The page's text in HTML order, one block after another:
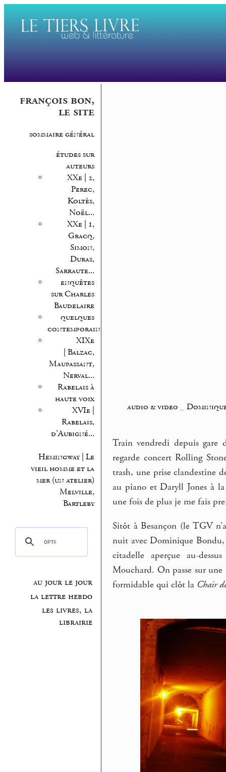
françois bon,
le site
sommaire général
études sur
auteurs
XXe | 2,
Perec,
Koltès,
Noël...
XXe | 1,
Gracq,
Simon,
Duras,
Sarraute...
enquêtes
sur Charles
Baudelaire
quelques
contemporains
XIXe
| Balzac,
Maupassant,
Nerval...
Rabelais à
haute voix
XVIe |
Rabelais,
d’Aubigné...
Hemingway | Le
vieil homme et la
mer (un atelier)
Melville,
Bartleby
au jour le jour
la lettre hebdo
les livres, la
librairie
audio & video
Train vendredi depuis
regarde concert Rolling
trash, une prise clandestine
au piano et Daryll Jones à
une fois de plus je me fais
Sitôt à Besançon (le TGV
nuit avec Dominique
citadelle aperçue au-
Mouchard. On passe sur une
formidable qui clôt la Chair